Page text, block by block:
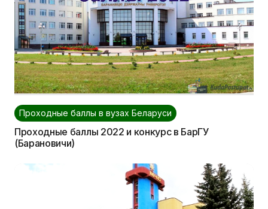
Проходные баллы в вузах Беларуси
Проходные баллы 2022 и конкурс в БарГУ
(Барановичи)